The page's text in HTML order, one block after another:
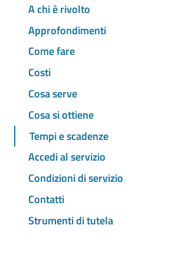
A chi è rivolto
Approfondimenti
Come fare
Costi
Cosa serve
Cosa si ottiene
Tempi e scadenze
Accedi al servizio
Condizioni di servizio
Contatti
Strumenti di tutela